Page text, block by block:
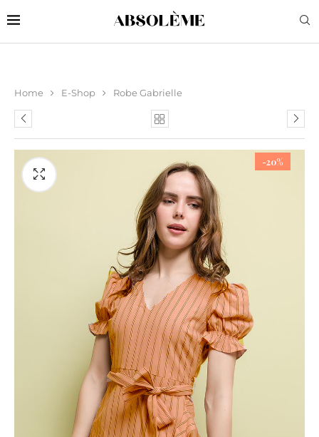
Home E-Shop Robe Gabrielle
-20%